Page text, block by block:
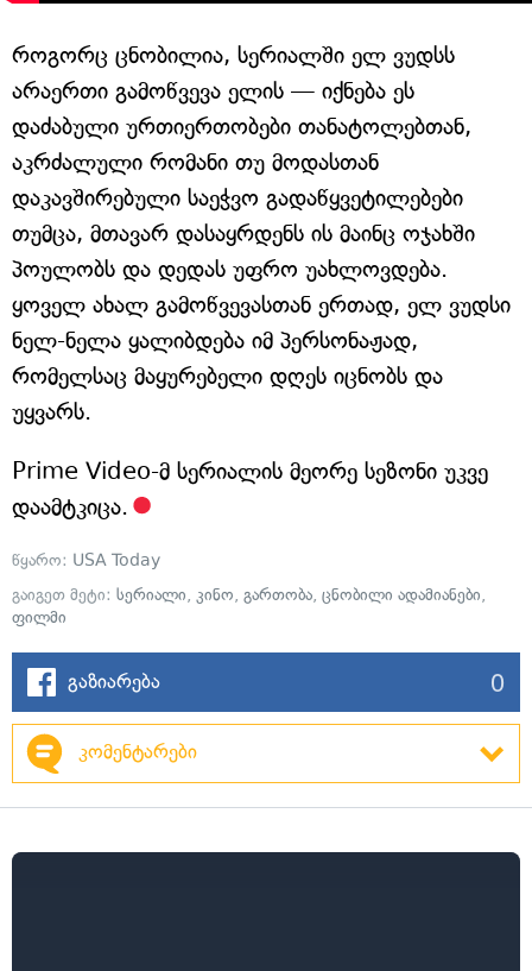
როგორც ცნობილია, სერიალში ელ ვუდსს
არაერთი გამოწვევა ელის — იქნება ეს
დაძაბული ურთიერთობები თანატოლებთან,
აკრძალული რომანი თუ მოდასთან
დაკავშირებული საეჭვო გადაწყვეტილებები
თუმცა, მთავარ დასაყრდენს ის მაინც ოჯახში
პოულობს და დედას უფრო უახლოვდება.
ყოველ ახალ გამოწვევასთან ერთად, ელ ვუდსი
ნელ-ნელა ყალიბდება იმ პერსონაჟად,
რომელსაც მაყურებელი დღეს იცნობს და
უყვარს.
Prime Video-მ სერიალის მეორე სეზონი უკვე
დაამტკიცა.
წყარო: USA Today
გაიგეთ მეტი: სერიალი, კინო, გართობა, ცნობილი ადამიანები,
ფილმი
გაზიარება 0
კომენტარები